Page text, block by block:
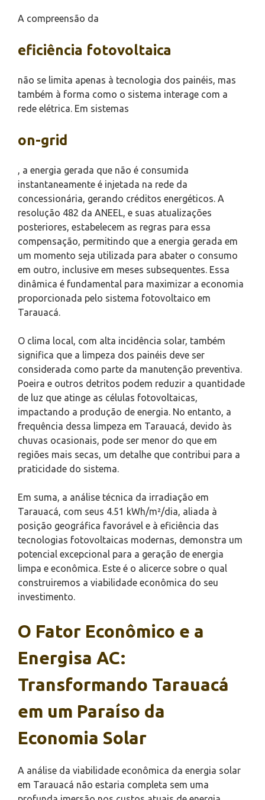
A compreensão da
eficiência fotovoltaica
não se limita apenas à tecnologia dos painéis, mas
também à forma como o sistema interage com a
rede elétrica. Em sistemas
on-grid
, a energia gerada que não é consumida
instantaneamente é injetada na rede da
concessionária, gerando créditos energéticos. A
resolução 482 da ANEEL, e suas atualizações
posteriores, estabelecem as regras para essa
compensação, permitindo que a energia gerada em
um momento seja utilizada para abater o consumo
em outro, inclusive em meses subsequentes. Essa
dinâmica é fundamental para maximizar a economia
proporcionada pelo sistema fotovoltaico em
Tarauacá.
O clima local, com alta incidência solar, também
significa que a limpeza dos painéis deve ser
considerada como parte da manutenção preventiva.
Poeira e outros detritos podem reduzir a quantidade
de luz que atinge as células fotovoltaicas,
impactando a produção de energia. No entanto, a
frequência dessa limpeza em Tarauacá, devido às
chuvas ocasionais, pode ser menor do que em
regiões mais secas, um detalhe que contribui para a
praticidade do sistema.
Em suma, a análise técnica da irradiação em
Tarauacá, com seus 4.51 kWh/m²/dia, aliada à
posição geográfica favorável e à eficiência das
tecnologias fotovoltaicas modernas, demonstra um
potencial excepcional para a geração de energia
limpa e econômica. Este é o alicerce sobre o qual
construiremos a viabilidade econômica do seu
investimento.
O Fator Econômico e a
Energisa AC:
Transformando Tarauacá
em um Paraíso da
Economia Solar
A análise da viabilidade econômica da energia solar
em Tarauacá não estaria completa sem uma